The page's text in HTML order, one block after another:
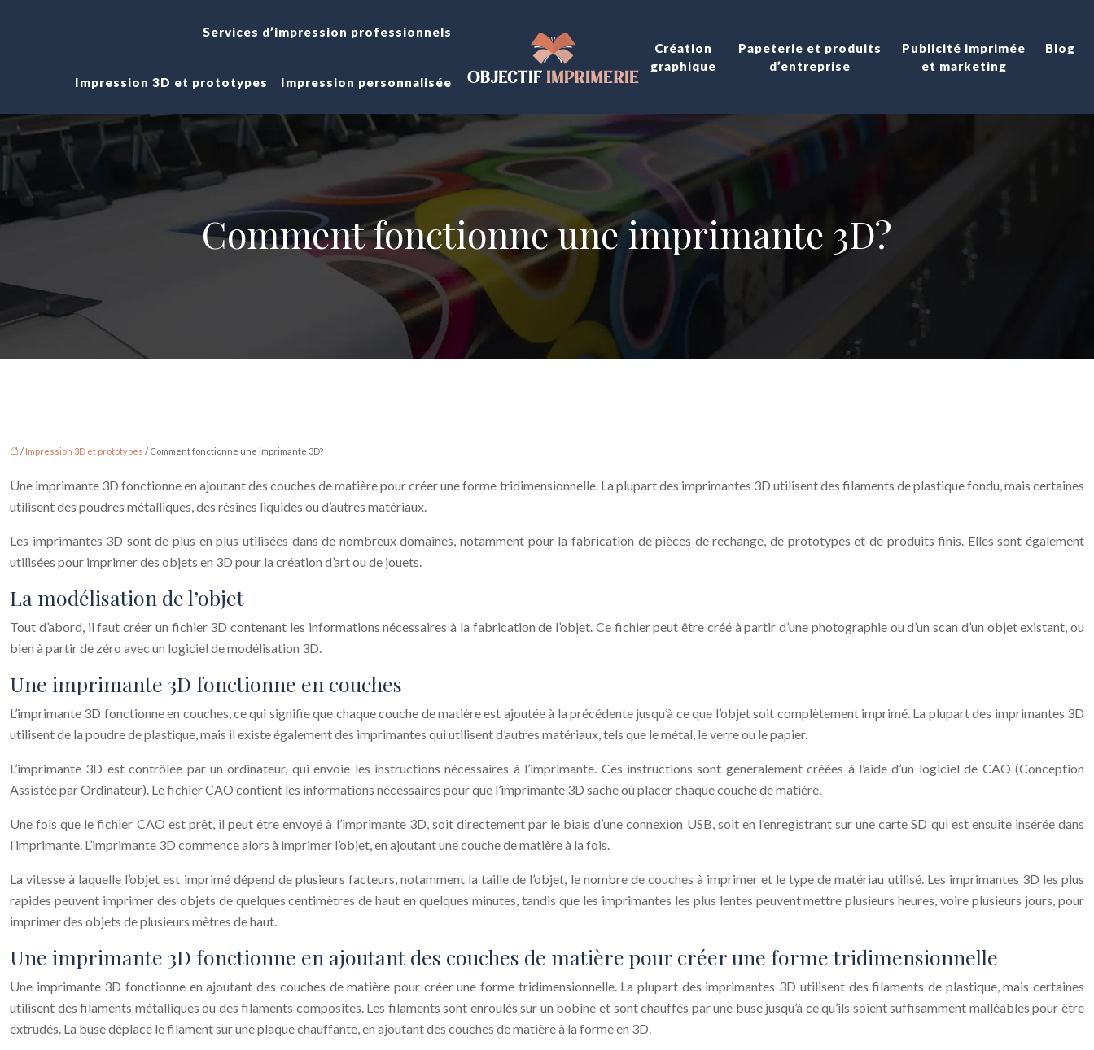
Services d’impression professionnels
Impression personnalisée
Impression 3D et prototypes
Création
graphique
Papeterie et produits
d’entreprise
Publicité imprimée
et marketing
Blog
Comment fonctionne une imprimante 3D?
/ Impression 3D et prototypes / Comment fonctionne une imprimante 3D?
Une imprimante 3D fonctionne en ajoutant des couches de matière pour créer une forme tridimensionnelle. La plupart des imprimantes 3D utilisent des filaments de plastique fondu, mais certaines
utilisent des poudres métalliques, des résines liquides ou d’autres matériaux.
Les imprimantes 3D sont de plus en plus utilisées dans de nombreux domaines, notamment pour la fabrication de pièces de rechange, de prototypes et de produits finis. Elles sont également
utilisées pour imprimer des objets en 3D pour la création d’art ou de jouets.
La modélisation de l’objet
Tout d’abord, il faut créer un fichier 3D contenant les informations nécessaires à la fabrication de l’objet. Ce fichier peut être créé à partir d’une photographie ou d’un scan d’un objet existant, ou
bien à partir de zéro avec un logiciel de modélisation 3D.
Une imprimante 3D fonctionne en couches
L’imprimante 3D fonctionne en couches, ce qui signifie que chaque couche de matière est ajoutée à la précédente jusqu’à ce que l’objet soit complètement imprimé. La plupart des imprimantes 3D
utilisent de la poudre de plastique, mais il existe également des imprimantes qui utilisent d’autres matériaux, tels que le métal, le verre ou le papier.
L’imprimante 3D est contrôlée par un ordinateur, qui envoie les instructions nécessaires à l’imprimante. Ces instructions sont généralement créées à l’aide d’un logiciel de CAO (Conception
Assistée par Ordinateur). Le fichier CAO contient les informations nécessaires pour que l’imprimante 3D sache où placer chaque couche de matière.
Une fois que le fichier CAO est prêt, il peut être envoyé à l’imprimante 3D, soit directement par le biais d’une connexion USB, soit en l’enregistrant sur une carte SD qui est ensuite insérée dans
l’imprimante. L’imprimante 3D commence alors à imprimer l’objet, en ajoutant une couche de matière à la fois.
La vitesse à laquelle l’objet est imprimé dépend de plusieurs facteurs, notamment la taille de l’objet, le nombre de couches à imprimer et le type de matériau utilisé. Les imprimantes 3D les plus
rapides peuvent imprimer des objets de quelques centimètres de haut en quelques minutes, tandis que les imprimantes les plus lentes peuvent mettre plusieurs heures, voire plusieurs jours, pour
imprimer des objets de plusieurs mètres de haut.
Une imprimante 3D fonctionne en ajoutant des couches de matière pour créer une forme tridimensionnelle
Une imprimante 3D fonctionne en ajoutant des couches de matière pour créer une forme tridimensionnelle. La plupart des imprimantes 3D utilisent des filaments de plastique, mais certaines
utilisent des filaments métalliques ou des filaments composites. Les filaments sont enroulés sur un bobine et sont chauffés par une buse jusqu’à ce qu’ils soient suffisamment malléables pour être
extrudés. La buse déplace le filament sur une plaque chauffante, en ajoutant des couches de matière à la forme en 3D.